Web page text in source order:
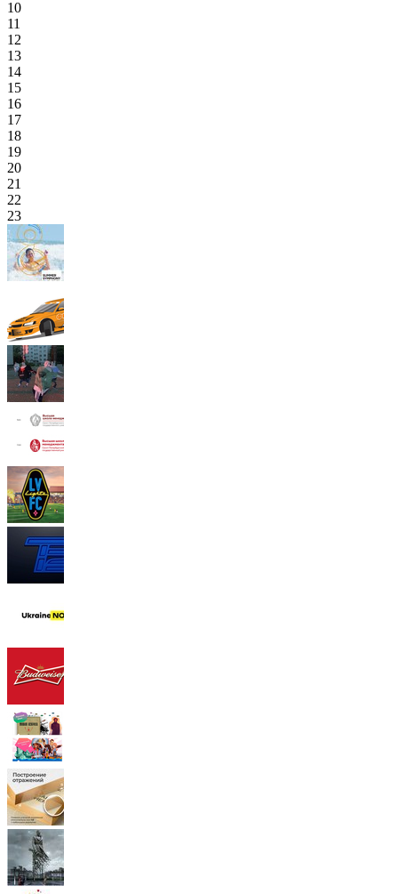
10
11
12
13
14
15
16
17
18
19
20
21
22
23